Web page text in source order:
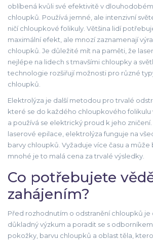
oblíbená kvůli své efektivitě v
chloupků. Používá jemné, ale intenzivní
ničí chloupkové folikuly. Většina lidí
maximální efekt, ale mnozí zaznamenají
chloupků. Je důležité mít na paměti, že
nejlépe na lidech s tmavšími chloupky a
technologie rozšiřují možnosti pro různé
chloupků.
Elektrolýza je další metodou pro trvalé
které se do každého chloupkového folikulu
a používá se elektrický proud k jeho
laserové epilace, elektrolýza funguje na
barvy chloupků. Vyžaduje více času a může
mnohé je to malá cena za trvalé výsledky.
Co potřebujete
zahájením?
Před rozhodnutím o odstranění chloupků
důkladný výzkum a poradit se s
pokožky, barvu chloupků a oblast těla,